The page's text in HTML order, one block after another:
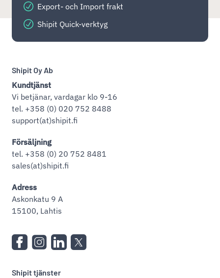
Export- och Import frakt
Shipit Quick-verktyg
Shipit Oy Ab
Kundtjänst
Vi betjänar, vardagar klo 9-16
tel. +358 (0) 020 752 8488
support(at)shipit.fi
Försäljning
tel. +358 (0) 20 752 8481
sales(at)shipit.fi
Adress
Askonkatu 9 A
15100, Lahtis
Shipit tjänster